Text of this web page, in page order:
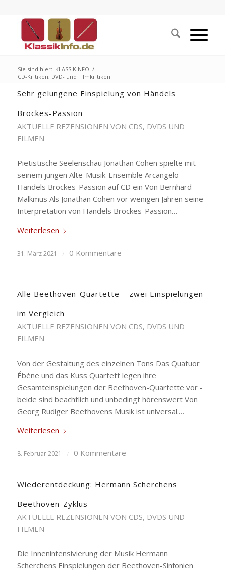
Sie sind hier: KLASSIKINFO /
CD-Kritiken, DVD- und Filmkritiken
Sehr gelungene Einspielung von Händels
Brockes-Passion
AKTUELLE REZENSIONEN VON CDS, DVDS UND
FILMEN
Pietistische Seelenschau Jonathan Cohen spielte mit
seinem jungen Alte-Musik-Ensemble Arcangelo
Händels Brockes-Passion auf CD ein Von Bernhard
Malkmus Als Jonathan Cohen vor wenigen Jahren seine
Interpretation von Händels Brockes-Passion…
Weiterlesen
31. März 2021 / 0 Kommentare
Alle Beethoven-Quartette – zwei Einspielungen
im Vergleich
AKTUELLE REZENSIONEN VON CDS, DVDS UND
FILMEN
Von der Gestaltung des einzelnen Tons Das Quatuor
Ébène und das Kuss Quartett legen ihre
Gesamteinspielungen der Beethoven-Quartette vor -
beide sind beachtlich und unbedingt hörenswert Von
Georg Rudiger Beethovens Musik ist universal.…
Weiterlesen
8. Februar 2021 / 0 Kommentare
Wiederentdeckung: Hermann Scherchens
Beethoven-Zyklus
AKTUELLE REZENSIONEN VON CDS, DVDS UND
FILMEN
Die Innenintensivierung der Musik Hermann
Scherchens Einspielungen der Beethoven-Sinfonien